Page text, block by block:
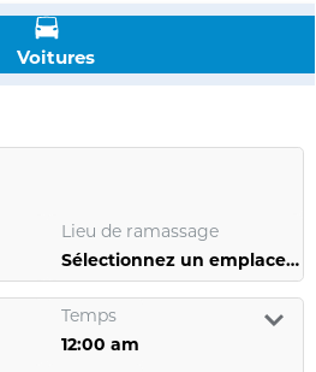
Voitures
Lieu de ramassage
Sélectionnez un emplacement
Temps